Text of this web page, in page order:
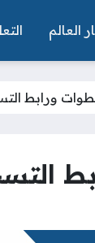
العالم
ورابط